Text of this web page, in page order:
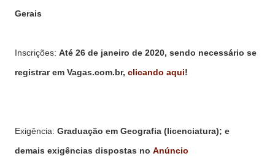
Gerais
Inscrições: Até 26 de janeiro de 2020, sendo necessário se
registrar em Vagas.com.br, clicando aqui!
Exigência: Graduação em Geografia (licenciatura); e
demais exigências dispostas no Anúncio